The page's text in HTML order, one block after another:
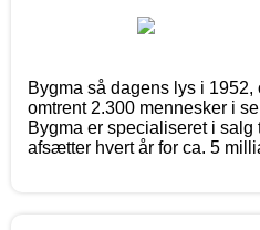
Bygma så dagens lys i
omtrent 2.300 mennesker i
Bygma er specialiseret i
afsætter hvert år for ca. 5